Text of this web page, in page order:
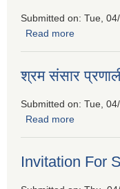
Submitted on: Tue,
Read more
श्रम संसार
Submitted on: Tue,
Read more
Invitation For